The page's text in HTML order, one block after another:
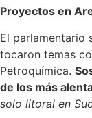
Proyectos en
El parlamentario
tocaron temas
Petroquímica.
de los más
solo litoral en